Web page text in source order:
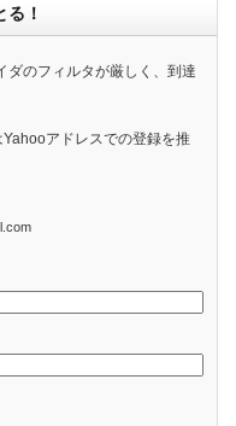
！
のフィルタが厳しく、到達
アドレスでの登録を推